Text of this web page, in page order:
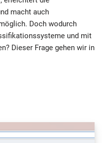
macht auch
Doch wodurch
und mit
Dieser Frage gehen wir in